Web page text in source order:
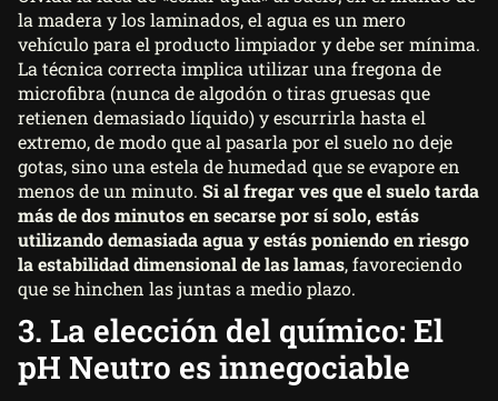
la madera y los laminados, el agua es un mero
vehículo para el producto limpiador y debe ser mínima.
La técnica correcta implica utilizar una fregona de
microfibra (nunca de algodón o tiras gruesas que
retienen demasiado líquido) y escurrirla hasta el
extremo, de modo que al pasarla por el suelo no deje
gotas, sino una estela de humedad que se evapore en
menos de un minuto. Si al fregar ves que el suelo tarda
más de dos minutos en secarse por sí solo, estás
utilizando demasiada agua y estás poniendo en riesgo
la estabilidad dimensional de las lamas, favoreciendo
que se hinchen las juntas a medio plazo.
3. La elección del químico: El
pH Neutro es innegociable